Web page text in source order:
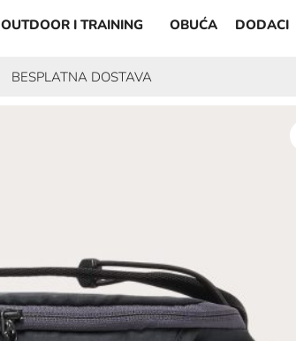
OUTDOOR I TRAINING OBUĆA DODACI
BESPLATNA DOSTAVA